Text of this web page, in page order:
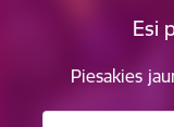
Esi
Piesakies